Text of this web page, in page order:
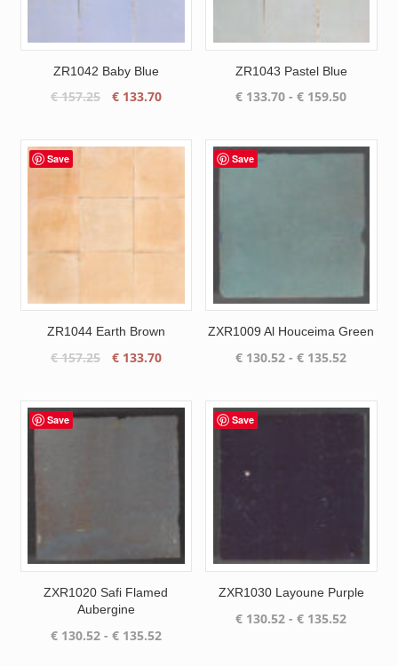
ZR1042 Baby Blue
€157.25
Oorspronkelijke
€133.70Huidige
ZR1043 Pastel Blue
€ 133.70 - € 159.50
€ 159.50
Save
ZR1044 Earth Brown
€157.25
Oorspronkelijke
€ 157.25.
€133.70Huidige
€ 133.70.
Save
ZXR1009 Al Houceima Green
€ 130.52 - € 135.52
€ 135.52
Save
ZXR1020 Safi Flamed
Aubergine
€130.52 - €135.52Prijsklasse:
Save
ZXR1030 Layoune Purple
€ 130.52 - € 135.52